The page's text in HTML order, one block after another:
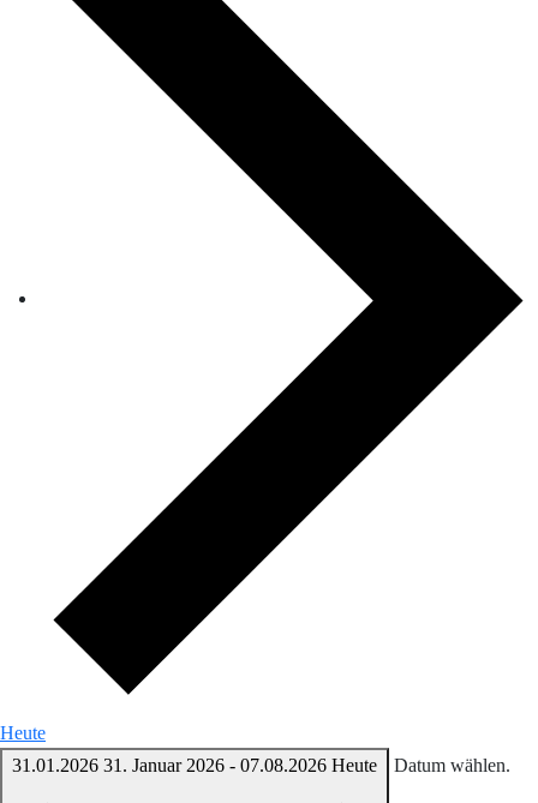
Heute
31.01.2026 31. Januar 2026 - 07.08.2026 Heute Datum wählen.